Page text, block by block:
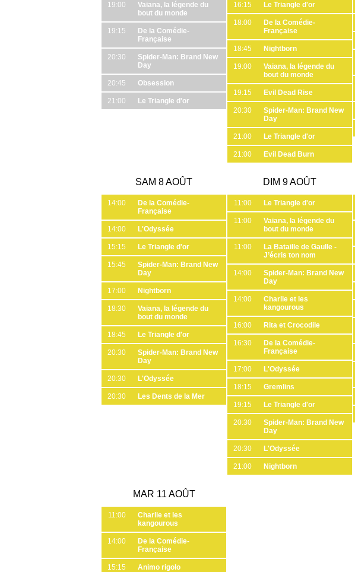
19:00
Vaiana, la légende du
bout du monde
19:15
De la Comédie-
Française
20:30
Spider-Man: Brand New
Day
20:45 Obsession
21:00 Le Triangle d'or
16:15 Le Triangle d'or
18:00
De la Comédie-
Française
18:45 Nightborn
19:00
Vaiana, la légende du
bout du monde
19:15 Evil Dead Rise
20:30
Spider-Man: Brand New
Day
21:00 Le Triangle d'or
21:00 Evil Dead Burn
SAM 8 AOÛT
14:00
De la Comédie-
Française
14:00 L'Odyssée
15:15 Le Triangle d'or
15:45
Spider-Man: Brand New
Day
17:00 Nightborn
18:30
Vaiana, la légende du
bout du monde
18:45 Le Triangle d'or
20:30
Spider-Man: Brand New
Day
20:30 L'Odyssée
20:30 Les Dents de la Mer
DIM 9 AOÛT
11:00 Le Triangle d'or
11:00
Vaiana, la légende du
bout du monde
11:00
La Bataille de Gaulle -
J’écris ton nom
14:00
Spider-Man: Brand New
Day
14:00
Charlie et les
kangourous
16:00 Rita et Crocodile
16:30
De la Comédie-
Française
17:00 L'Odyssée
18:15 Gremlins
19:15 Le Triangle d'or
20:30
Spider-Man: Brand New
Day
20:30 L'Odyssée
21:00 Nightborn
MAR 11 AOÛT
11:00
Charlie et les
kangourous
14:00
De la Comédie-
Française
15:15 Animo rigolo